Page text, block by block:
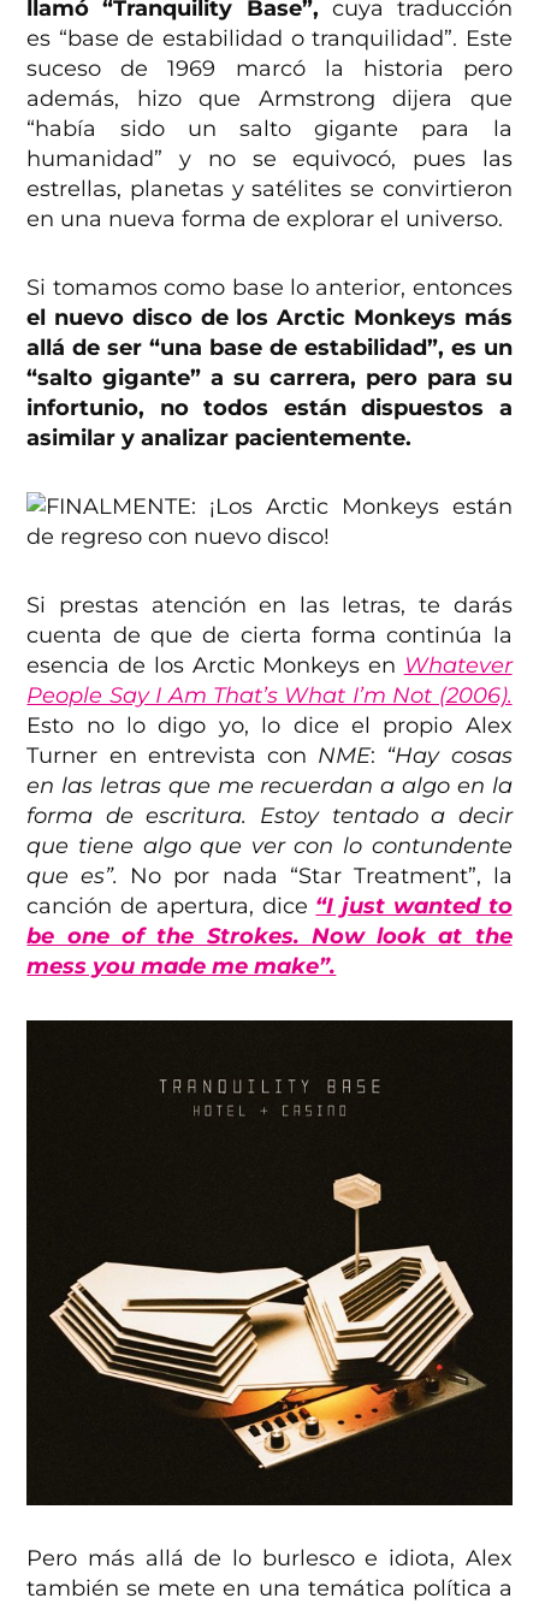
llamó “Tranquility Base”, cuya traducción
es “base de estabilidad o tranquilidad”. Este
suceso de 1969 marcó la historia pero
además, hizo que Armstrong dijera que
“había sido un salto gigante para la
humanidad” y no se equivocó, pues las
estrellas, planetas y satélites se convirtieron
en una nueva forma de explorar el universo.
Si tomamos como base lo anterior, entonces
el nuevo disco de los Arctic Monkeys más
allá de ser “una base de estabilidad”, es un
“salto gigante” a su carrera, pero para su
infortunio, no todos están dispuestos a
asimilar y analizar pacientemente.
Si prestas atención en las letras, te darás
cuenta de que de cierta forma continúa la
esencia de los Arctic Monkeys en Whatever
People Say I Am That’s What I’m Not (2006).
Esto no lo digo yo, lo dice el propio Alex
Turner en entrevista con NME: “Hay cosas
en las letras que me recuerdan a algo en la
forma de escritura. Estoy tentado a decir
que tiene algo que ver con lo contundente
que es”.
No por nada “Star Treatment”, la
canción de apertura, dice “I just wanted to
be one of the Strokes. Now look at the
mess you made me make”.
Pero más allá de lo burlesco e idiota, Alex
también se mete en una temática política a